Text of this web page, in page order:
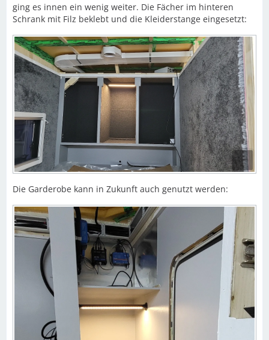
ging es innen ein wenig weiter. Die Fächer im hinteren
Schrank mit Filz beklebt und die Kleiderstange eingesetzt:
Die Garderobe kann in Zukunft auch genutzt werden: